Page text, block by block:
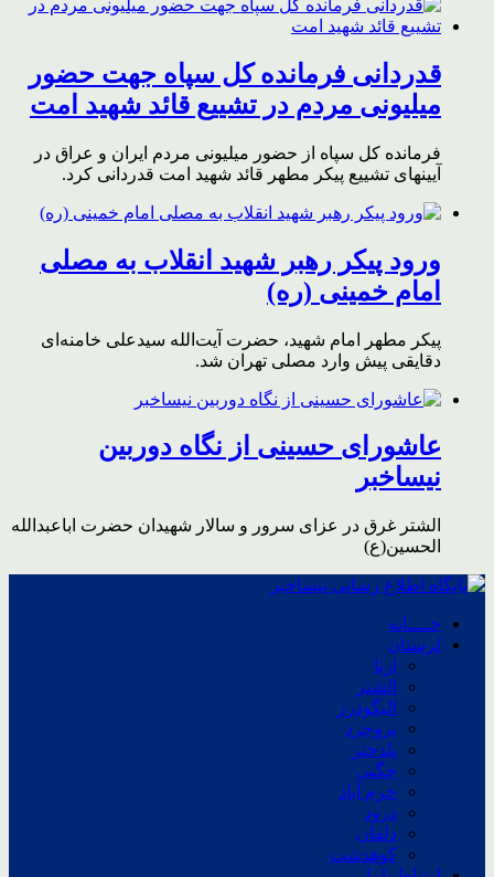
قدردانی فرمانده کل سپاه جهت حضور
میلیونی مردم در تشییع قائد شهید امت
فرمانده کل سپاه از حضور میلیونی مردم ایران و عراق در
آیینهای تشییع پیکر مطهر قائد شهید امت قدردانی کرد.
ورود پیکر رهبر شهید انقلاب به مصلی
امام خمینی (ره)
پیکر مطهر امام شهید،‌ حضرت آیت‌الله سیدعلی خامنه‌ای
دقایقی پیش وارد مصلی تهران شد.
عاشورای حسینی از نگاه دوربین
نیساخبر
الشتر غرق در عزای سرور و سالار شهیدان حضرت اباعبدالله
الحسین(ع)
خــــانه
لرستان
ازنا
الشتر
الیگودرز
بروجرد
پلدختر
چگنی
خرم آباد
درود
دلفان
کوهدشت